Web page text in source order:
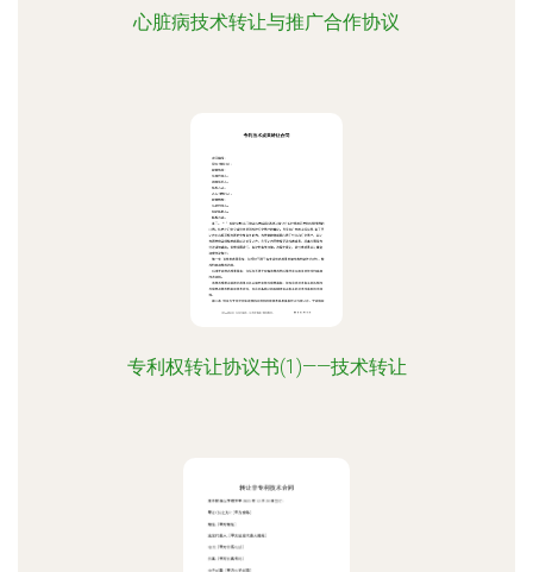
心脏病技术转让与推广合作协议
专利权转让协议书(1)——技术转让